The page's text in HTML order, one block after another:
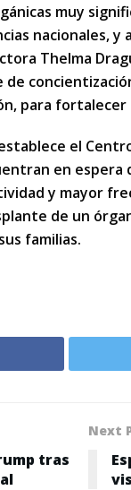
muy
nacionales,
Thelma
de
para
el
en
y mayor
de un
familias.
tras
Next